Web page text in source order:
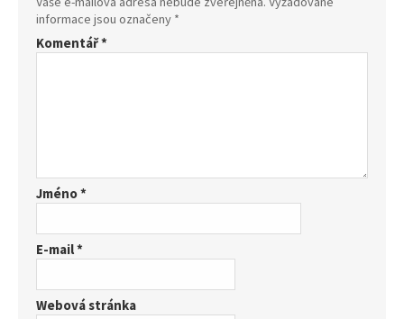
informace jsou označeny *
Komentář*
Jméno*
E-mail*
Webová stránka